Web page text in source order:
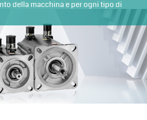
della macchina e per ogni tipo di